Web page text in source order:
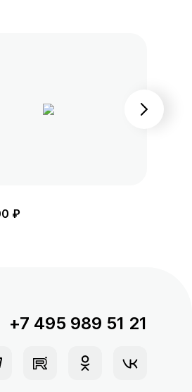
₽
+7 495 989 51 21